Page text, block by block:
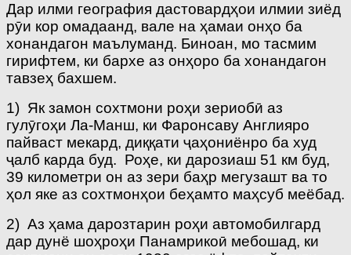
Дар илми география дастовардҳои илмии зиёд
рӯи кор омадаанд, вале на ҳамаи онҳо ба
хонандагон маълуманд. Биноан, мо тасмим
гирифтем, ки бархе аз онҳоро ба хонандагон
тавзеҳ бахшем.
1) Як замон сохтмони роҳи зериобӣ аз
гулӯгоҳи Ла-Манш, ки Фаронсаву Англияро
пайваст мекард, диққати ҷаҳониёнро ба худ
ҷалб карда буд. Роҳе, ки дарозиаш 51 км буд,
39 километри он аз зери баҳр мегузашт ва то
ҳол яке аз сохтмонҳои беҳамто маҳсуб меёбад.
2) Аз ҳама дарозтарин роҳи автомобилгард
дар дунё шоҳроҳи Панамрикоӣ мебошад, ки